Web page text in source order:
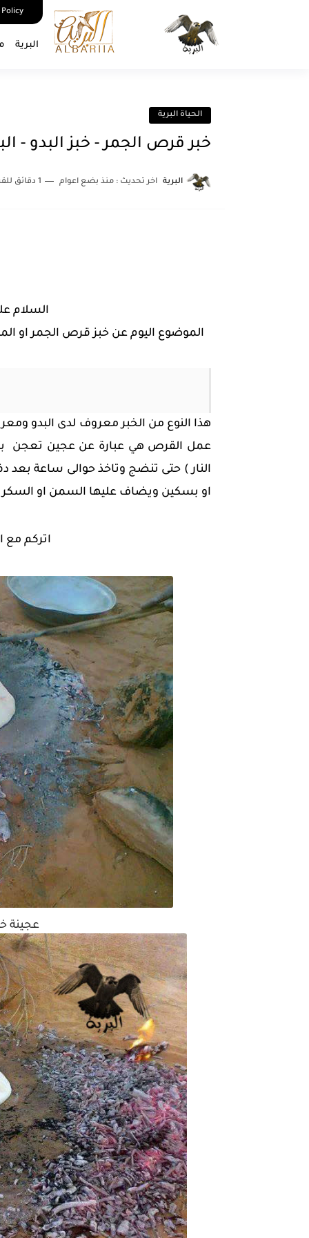
البرية
الحياة البرية
خبر قرص الجمر - خبز البدو -
البرية اخر تحديث : منذ بضع اعوام 1 دقائق للقراءة
السلام
الموضوع اليوم عن خبز قرص الجمر او
هذا النوع من الخبر معروف لدى البدو
عمل القرص هي عبارة عن عجين تعجن
النار ) حتى تنضج وتاخذ حوالى ساعة بعد
او بسكين ويضاف عليها السمن او
اتركم مع
عجينة